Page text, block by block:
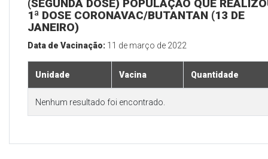
(SEGUNDA DOSE) POPULAÇÃO QUE
1ª DOSE CORONAVAC/BUTANTAN (13 DE
JANEIRO)
Data de Vacinação: 11 de março de 2022
Unidade Vacina Quantidade
Nenhum resultado foi encontrado.